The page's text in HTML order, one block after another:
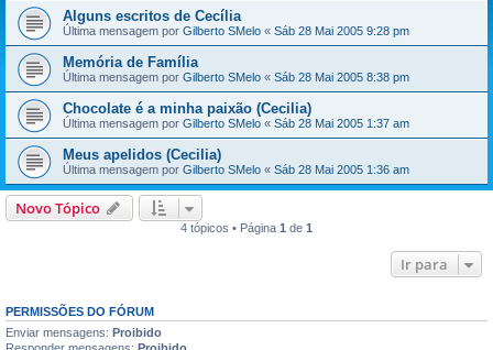
Alguns escritos de Cecília
Última mensagem por Gilberto SMelo « Sáb 28 Mai 2005 9:28 pm
Memória de Família
Última mensagem por Gilberto SMelo « Sáb 28 Mai 2005 8:38 pm
Chocolate é a minha paixão (Cecilia)
Última mensagem por Gilberto SMelo « Sáb 28 Mai 2005 1:37 am
Meus apelidos (Cecilia)
Última mensagem por Gilberto SMelo « Sáb 28 Mai 2005 1:36 am
Novo Tópico
4 tópicos • Página 1 de 1
Ir para
PERMISSÕES DO FÓRUM
Enviar mensagens: Proibido
Responder mensagens: Proibido